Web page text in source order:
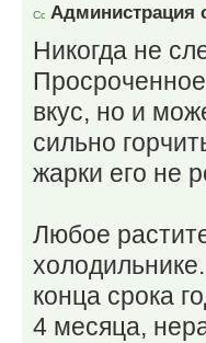
Администрация
Никогда не
вкус, но и
сильно
жарки его не
Любое
конца срока
4 месяца,